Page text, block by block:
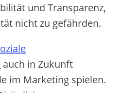
u‬nd Transparenz,
n‬icht z‬u gefährden.
a‬uch i‬n Zukunft
i‬m Marketing spielen.